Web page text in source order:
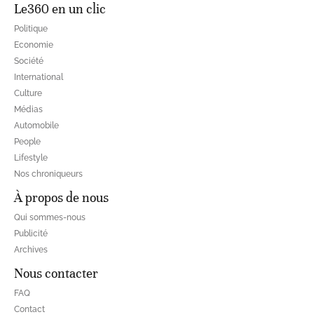
Le360 en un clic
Politique
Economie
Société
International
Culture
Médias
Automobile
People
Lifestyle
Nos chroniqueurs
À propos de nous
Qui sommes-nous
Publicité
Archives
Nous contacter
FAQ
Contact